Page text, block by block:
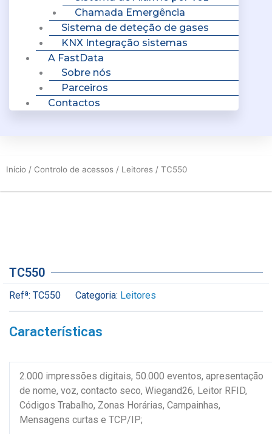
Chamada Emergência
Sistema de deteção de gases
KNX Integração sistemas
A FastData
Sobre nós
Parceiros
Contactos
Início / Controlo de acessos / Leitores / TC550
TC550
Refª: TC550 Categoria: Leitores
Características
2.000 impressões digitais, 50.000 eventos, apresentação
de nome, voz, contacto seco, Wiegand26, Leitor RFID,
Códigos Trabalho, Zonas Horárias, Campainhas,
Mensagens curtas e TCP/IP;